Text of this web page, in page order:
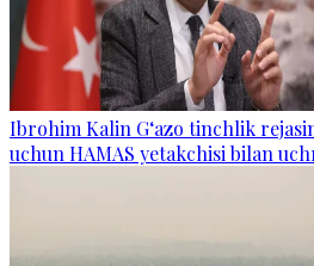
Ibrohim Kalin G‘azo tinchlik
uchun HAMAS yetakchisi bilan